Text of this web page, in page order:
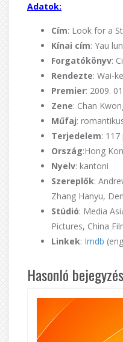
Adatok:
Cím: Look for a
Kínai cím: Yau
Forgatókönyv:
Rendezte: Wai-
Premier: 2009.
Zene: Chan
Műfaj:
Terjedelem: 117
Ország:Hong
Nyelv: kantoni
Szereplők:
Zhang Hanyu,
Stúdió: Media
Pictures, China
Linkek: Imdb
Hasonló